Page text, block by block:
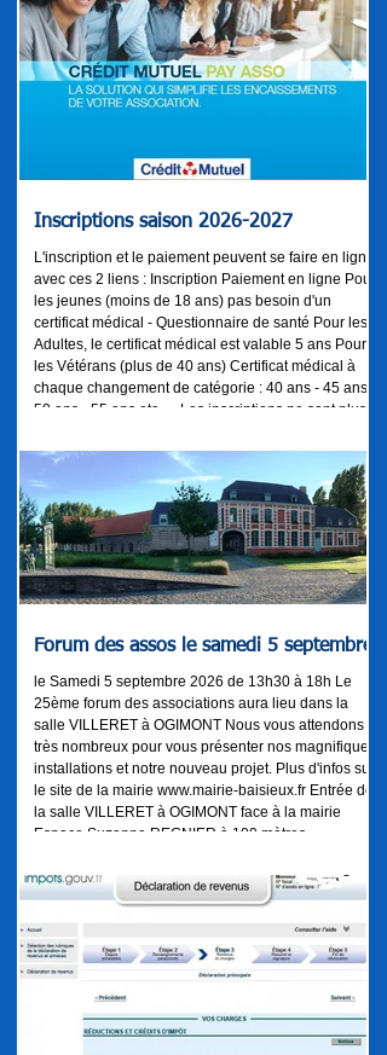
Inscriptions saison 2026-2027
L'inscription et le paiement peuvent se faire en ligne
avec ces 2 liens : Inscription Paiement en ligne Pour
les jeunes (moins de 18 ans) pas besoin d'un
certificat médical - Questionnaire de santé Pour les
Adultes, le certificat médical est valable 5 ans Pour
les Vétérans (plus de 40 ans) Certificat médical à
chaque changement de catégorie : 40 ans - 45 ans -
50 ans - 55 ans etc..... Les inscriptions ne sont plus
aider l
Forum des assos le samedi 5 septembre
le Samedi 5 septembre 2026 de 13h30 à 18h Le
25ème forum des associations aura lieu dans la
salle VILLERET à OGIMONT Nous vous attendons
très nombreux pour vous présenter nos magnifiques
installations et notre nouveau projet. Plus d'infos sur
le site de la mairie www.mairie-baisieux.fr Entrée de
la salle VILLERET à OGIMONT face à la mairie
Espace Suzanne REGNIER à 100 mètres